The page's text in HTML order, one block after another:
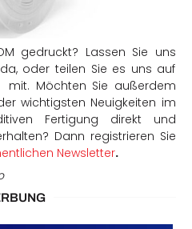
gedruckt? Lassen Sie uns
oder teilen Sie es uns auf
mit. Möchten Sie außerdem
wichtigsten Neuigkeiten im
Fertigung direkt und
Dann registrieren Sie
Newsletter.